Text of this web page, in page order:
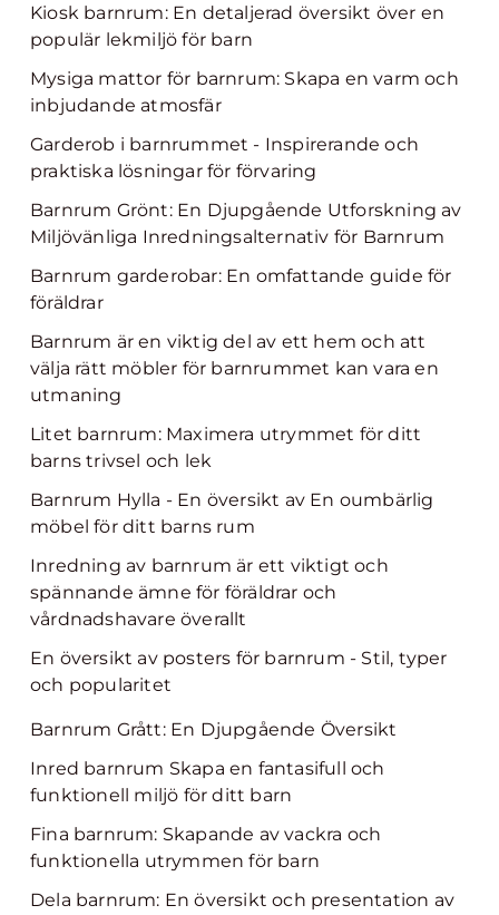
Kiosk barnrum: En detaljerad översikt över en
populär lekmiljö för barn
Mysiga mattor för barnrum: Skapa en varm och
inbjudande atmosfär
Garderob i barnrummet - Inspirerande och
praktiska lösningar för förvaring
Barnrum Grönt: En Djupgående Utforskning av
Miljövänliga Inredningsalternativ för Barnrum
Barnrum garderobar: En omfattande guide för
föräldrar
Barnrum är en viktig del av ett hem och att
välja rätt möbler för barnrummet kan vara en
utmaning
Litet barnrum: Maximera utrymmet för ditt
barns trivsel och lek
Barnrum Hylla - En översikt av En oumbärlig
möbel för ditt barns rum
Inredning av barnrum är ett viktigt och
spännande ämne för föräldrar och
vårdnadshavare överallt
En översikt av posters för barnrum - Stil, typer
och popularitet
Barnrum Grått: En Djupgående Översikt
Inred barnrum Skapa en fantasifull och
funktionell miljö för ditt barn
Fina barnrum: Skapande av vackra och
funktionella utrymmen för barn
Dela barnrum: En översikt och presentation av